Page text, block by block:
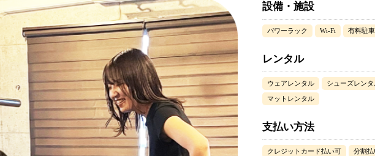
設備・施設
パワーラック Wi-Fi 有料駐
レンタル
ウェアレンタル シューズレンタ
マットレンタル
支払い方法
クレジットカード払い可 分割払